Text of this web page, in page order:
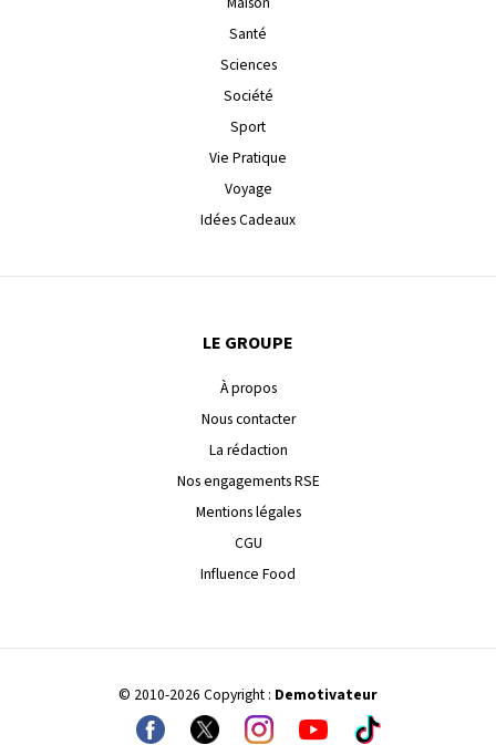
Santé
Sciences
Société
Sport
Vie Pratique
Voyage
Idées Cadeaux
LE GROUPE
À propos
Nous contacter
La rédaction
Nos engagements RSE
Mentions légales
CGU
Influence Food
© 2010-2026 Copyright : Demotivateur